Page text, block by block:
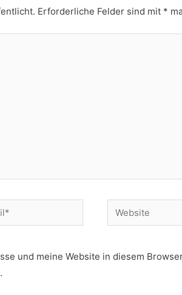
Erforderliche Felder sind mit *
Website
und meine Website in diesem